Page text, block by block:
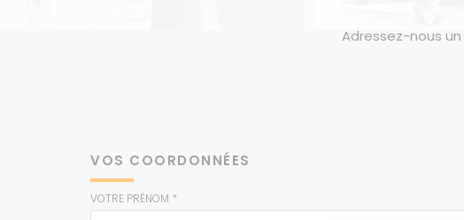
Adressez-nous
VOS COORDONNÉES
VOTRE PRÉNOM *